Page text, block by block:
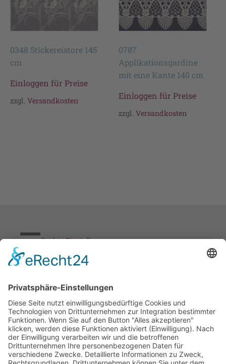
0348 Stickereistore 145
cm
Einloggen für Preise
zzgl. Versandkosten
0787
Applikationsgardine
mit eine Kante 140 cm
Einloggen für Preise
zzgl.Versandkosten
Cookie-Einstellungen